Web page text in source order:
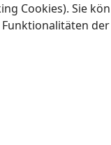
Cookies). Sie